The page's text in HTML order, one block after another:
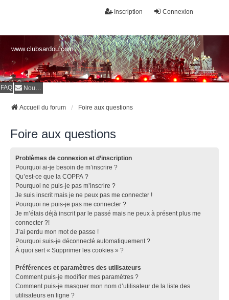
Connexion
Inscription
www.clubsardou.com
FAQ Nous contacter
Accueil du forum Foire aux questions
Foire aux questions
Problèmes de connexion et d’inscription
Pourquoi ai-je besoin de m’inscrire ?
Qu’est-ce que la COPPA ?
Pourquoi ne puis-je pas m’inscrire ?
Je suis inscrit mais je ne peux pas me connecter !
Pourquoi ne puis-je pas me connecter ?
Je m’étais déjà inscrit par le passé mais ne peux à présent plus me
connecter ?!
J’ai perdu mon mot de passe !
Pourquoi suis-je déconnecté automatiquement ?
À quoi sert « Supprimer les cookies » ?
Préférences et paramètres des utilisateurs
Comment puis-je modifier mes paramètres ?
Comment puis-je masquer mon nom d’utilisateur de la liste des
utilisateurs en ligne ?